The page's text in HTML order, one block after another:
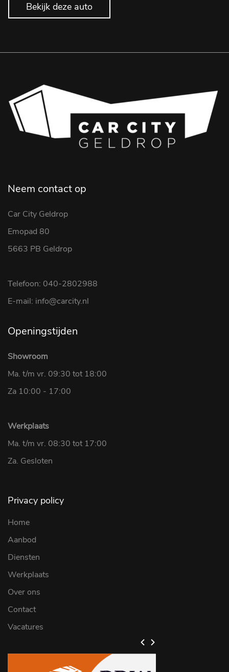
Bekijk deze auto
Neem contact op
Car City Geldrop
Emopad 80
5663 PB Geldrop
Telefoon: 040-2802988
E-mail: info@carcity.nl
Openingstijden
Showroom
Ma. t/m vr. 09:30 tot 18:00
Za 10:00 - 17:00
Werkplaats
Ma. t/m vr. 08:30 tot 17:00
Za. Gesloten
Privacy policy
Home
Aanbod
Diensten
Werkplaats
Over ons
Contact
Vacatures